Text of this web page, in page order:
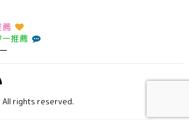
薦
ー推薦
All rights reserved.